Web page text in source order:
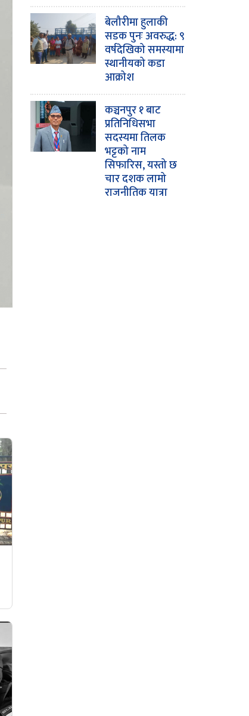
बेलौरीमा हुलाकी
सडक पुनः अवरुद्ध: ९
वर्षदेखिको समस्यामा
स्थानीयको कडा
आक्रोश
कञ्चनपुर १ बाट
प्रतिनिधिसभा
सदस्यमा तिलक
भट्टको नाम
सिफारिस, यस्तो छ
चार दशक लामो
राजनीतिक यात्रा